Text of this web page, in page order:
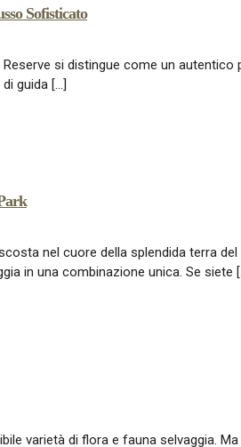
Sofisticato
si distingue come un
guida […]
nel cuore della splendida terra
in una combinazione unica. Se siete
varietà di flora e fauna selvaggia.